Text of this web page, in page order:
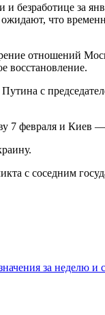
за
что
отношений
восстановление.
с
февраля и Киев
с соседним
за неделю и